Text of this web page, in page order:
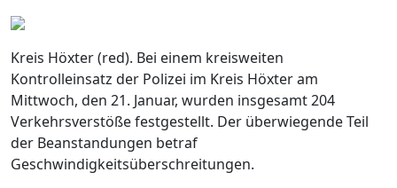
Kreis Höxter (red). Bei einem kreisweiten
Kontrolleinsatz der Polizei im Kreis Höxter am
Mittwoch, den 21. Januar, wurden insgesamt 204
Verkehrsverstöße festgestellt. Der überwiegende Teil
der Beanstandungen betraf
Geschwindigkeitsüberschreitungen.